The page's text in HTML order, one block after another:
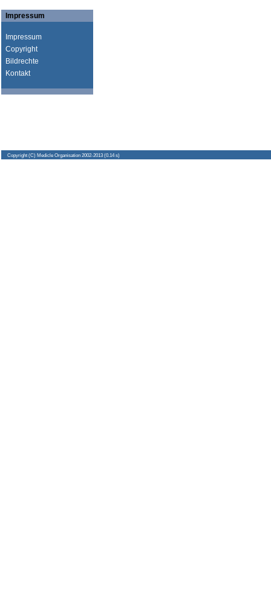
Impressum
Impressum
Copyright
Bildrechte
Kontakt
Copyright (C) Medicle Organisation 2002-2013 (0.14 s)